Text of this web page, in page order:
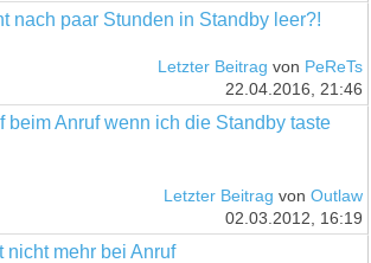
nach paar Stunden in Standby leer?!
Letzter Beitrag von PeReTs
22.04.2016, 21:46
beim Anruf wenn ich die Standby taste
Letzter Beitrag von Outlaw
02.03.2012, 16:19
nicht mehr bei Anruf